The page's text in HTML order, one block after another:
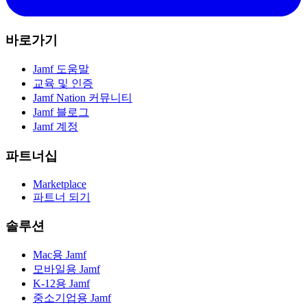
바로가기
Jamf 도움말
교육 및 인증
Jamf Nation 커뮤니티
Jamf 블로그
Jamf 계정
파트너십
Marketplace
파트너 되기
솔루션
Mac용 Jamf
모바일용 Jamf
K-12용 Jamf
중소기업용 Jamf